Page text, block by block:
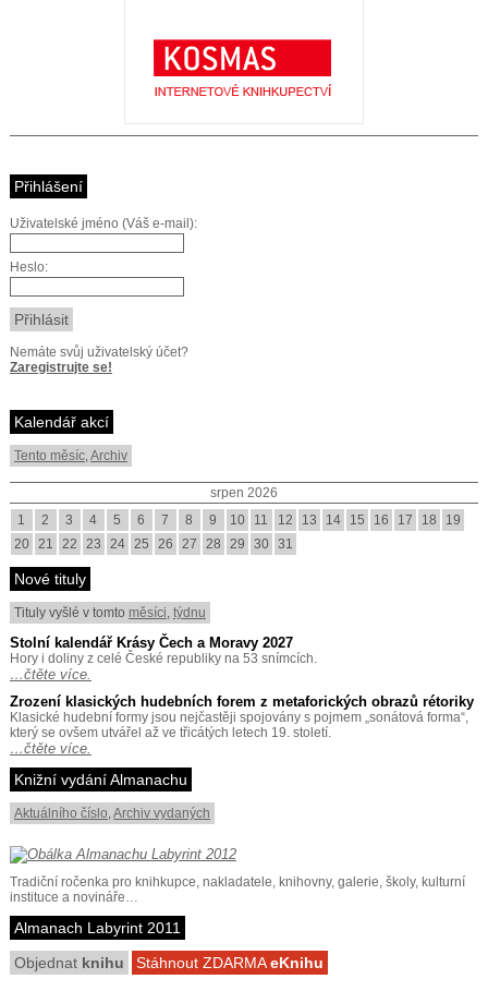
Přihlášení
Uživatelské jméno (Váš e-mail):
Heslo:
Nemáte svůj uživatelský účet?
Zaregistrujte se!
Kalendář akcí
Tento měsíc,Archiv
srpen 2026
1
2 3 4 5 6 7 8 9 10 11 12 13 14 15 16 17 18
19
20 21 22 23 24 25 26 27 28 29 30 31
Nové tituly
Tituly vyšlé v tomto měsíci, týdnu
Stolní kalendář Krásy Čech a Moravy 2027
Hory i doliny z celé České republiky na 53 snímcích.
…čtěte více.
Zrození klasických hudebních forem z metaforických obrazů rétoriky
Klasické hudební formy jsou nejčastěji spojovány s pojmem „sonátová forma“,
který se ovšem utvářel až ve třicátých letech 19. století.
…čtěte více.
Knižní vydání Almanachu
Aktuálního číslo,Archiv vydaných
Tradiční ročenka pro knihkupce, nakladatele, knihovny, galerie, školy, kulturní
instituce a novináře…
Almanach Labyrint 2011
Objednat knihu Stáhnout ZDARMAeKnihu